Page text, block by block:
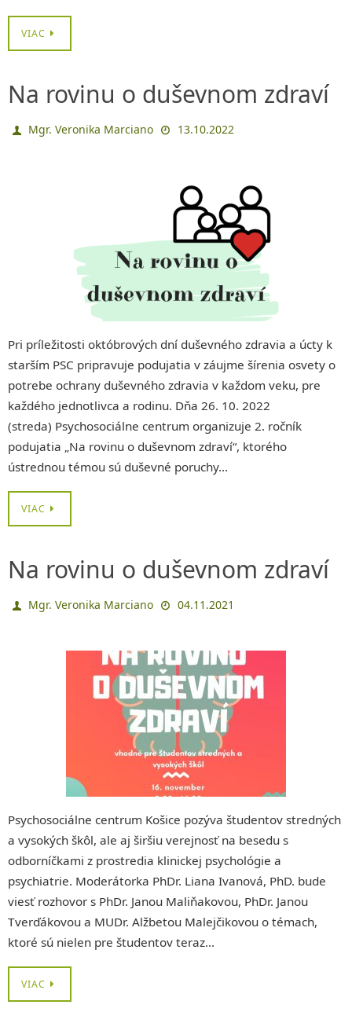
VIAC
Na rovinu o duševnom zdraví
Mgr. Veronika Marciano 13.10.2022
Pri príležitosti októbrových dní duševného zdravia a úcty k
starším PSC pripravuje podujatia v záujme šírenia osvety o
potrebe ochrany duševného zdravia v každom veku, pre
každého jednotlivca a rodinu. Dňa 26. 10. 2022
(streda) Psychosociálne centrum organizuje 2. ročník
podujatia „Na rovinu o duševnom zdraví“, ktorého
ústrednou témou sú duševné poruchy…
VIAC
Na rovinu o duševnom zdraví
Mgr. Veronika Marciano 04.11.2021
Psychosociálne centrum Košice pozýva študentov stredných
a vysokých škôl, ale aj širšiu verejnosť na besedu s
odborníčkami z prostredia klinickej psychológie a
psychiatrie. Moderátorka PhDr. Liana Ivanová, PhD. bude
viesť rozhovor s PhDr. Janou Maliňakovou, PhDr. Janou
Tverďákovou a MUDr. Alžbetou Malejčikovou o témach,
ktoré sú nielen pre študentov teraz…
VIAC